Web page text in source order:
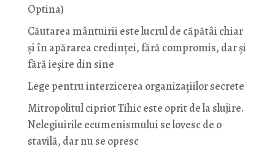
Optina)
Căutarea mântuirii este lucrul de căpătâi chiar
și în apărarea credinței, fără compromis, dar și
fără ieșire din sine
Lege pentru interzicerea organizaţiilor secrete
Mitropolitul cipriot Tihic este oprit de la slujire.
Nelegiuirile ecumenismului se lovesc de o
stavilă, dar nu se opresc